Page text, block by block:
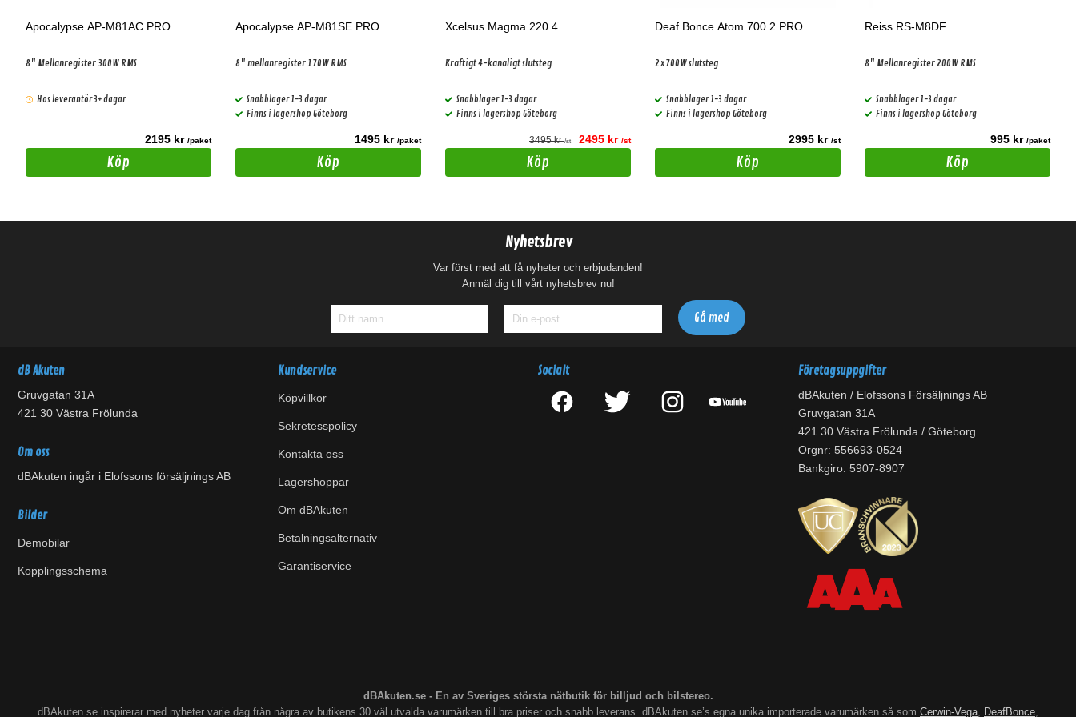
Apocalypse AP-M81AC PRO
8" Mellanregister 300W RMS
Hos leverantör 3+ dagar
2195 kr /paket
Köp
Apocalypse AP-M81SE PRO
8" mellanregister 170W RMS
Snabblager 1-3 dagar
Finns i lagershop Göteborg
1495 kr /paket
Köp
Xcelsus Magma 220.4
Kraftigt 4-kanaligt slutsteg
Snabblager 1-3 dagar
Finns i lagershop Göteborg
3495 kr/st 2495 kr /st
Köp
Deaf Bonce Atom 700.2 PRO
2x700W slutsteg
Snabblager 1-3 dagar
Finns i lagershop Göteborg
2995 kr /st
Köp
Reiss RS-M8DF
8" Mellanregister 200W RMS
Snabblager 1-3 dagar
Finns i lagershop Göteborg
995 kr /paket
Köp
Nyhetsbrev
Var först med att få nyheter och erbjudanden!
Anmäl dig till vårt nyhetsbrev nu!
dB Akuten
Gruvgatan 31A
421 30 Västra Frölunda
Om oss
dBAkuten ingår i Elofssons försäljnings AB
Bilder
Demobilar
Kopplingsschema
Kundservice
Köpvillkor
Sekretesspolicy
Kontakta oss
Lagershoppar
Om dBAkuten
Betalningsalternativ
Garantiservice
Socialt Företagsuppgifter
dBAkuten / Elofssons Försäljnings AB
Gruvgatan 31A
421 30 Västra Frölunda / Göteborg
Orgnr: 556693-0524
Bankgiro: 5907-8907
dBAkuten.se - En av Sveriges största nätbutik för billjud och bilstereo.
dBAkuten.se inspirerar med nyheter varje dag från några av butikens 30 väl utvalda varumärken till bra priser och snabb leverans. dBAkuten.se’s egna unika importerade varumärken så som Cerwin-Vega, DeafBonce,